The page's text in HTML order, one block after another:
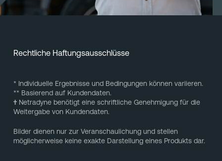
Rechtliche Haftungsausschlüsse
* Individuelle Ergebnisse und Bedingungen können variieren.
** Basierend auf Kundendaten.
†Netradyne benötigt eine schriftliche Genehmigung für die
Weitergabe von Kundendaten.
Bilder dienen nur zur Veranschaulichung und stellen
möglicherweise keine exakte Darstellung eines Produkts dar.